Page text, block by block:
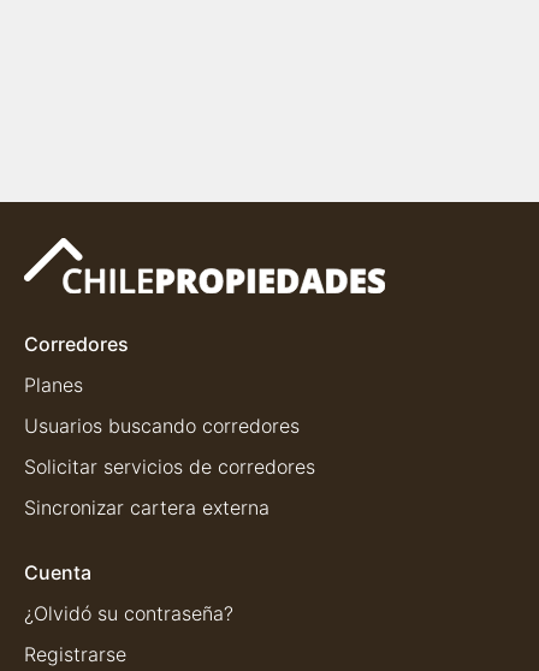
Corredores
Planes
Usuarios buscando corredores
Solicitar servicios de corredores
Sincronizar cartera externa
Cuenta
¿Olvidó su contraseña?
Registrarse